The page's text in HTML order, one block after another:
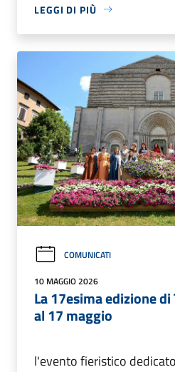
LEGGI DI PIÙ
COMUNICATI
10 MAGGIO 2026
La 17esima edizione
al 17 maggio
l'evento fieristico